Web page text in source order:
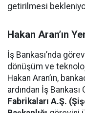
getirilmesi
Hakan Aran’ın
İş Bankası’nda
dönüşüm ve
Hakan Aran’ın,
ardından İş
Fabrikaları A.Ş.